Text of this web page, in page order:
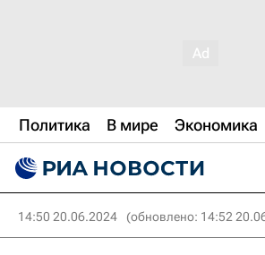
Политика В мире Экономика
14:50 20.06.2024 (обновлено: 14:52